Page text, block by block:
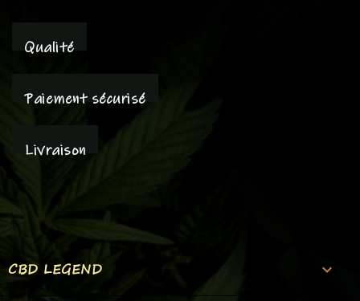
Qualité
Paiement sécurisé
Livraison
CBD LEGEND 